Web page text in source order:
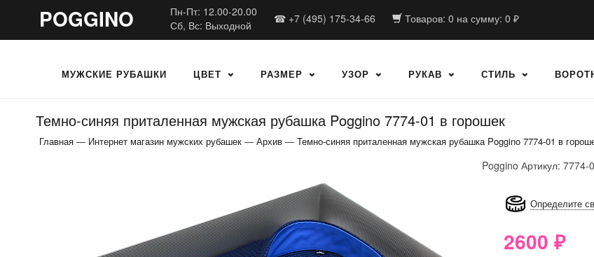
POGGINO
Пн-Пт: 12.00-20.00
Сб, Вс: Выходной
☎ +7 (495) 175-34-66 Товаров: 0 на сумму: 0 ₽
МУЖСКИЕ РУБАШКИ ЦВЕТ РАЗМЕР УЗОР РУКАВ СТИЛЬ
Темно-синяя приталенная мужская рубашка Poggino 7774-01 в горошек
Главная — Интернет магазин мужских рубашек — Архив — Темно-синяя приталенная мужская рубашка Poggino 7774-01 в
Poggino Артикул: 7774-
Определите
2600 ₽